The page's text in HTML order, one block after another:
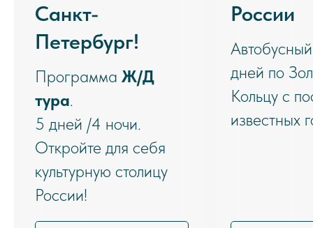
Санкт-
Петербург!
Программа Ж/Д
тура.
5 дней /4 ночи.
Откройте для себя
культурную столицу
России!
России
дней по
Кольцу с
известных